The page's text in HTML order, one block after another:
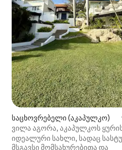
საცხოვრებელი (აკაპულკო)
ვილა აგორა, აკაპულკოს
ლამაზი ხედით
იდეალური სახლი, სადაც
მსგავსი მომსახურებითა და